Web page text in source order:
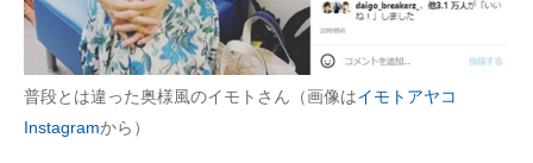
ITエンジニア向け専門サイト
企業向けIT製品の総合サイト
IT製品の技術・比較・事例
普段とは違った奥様風のイモトさん（画像はイモトアヤコ
Instagramから）